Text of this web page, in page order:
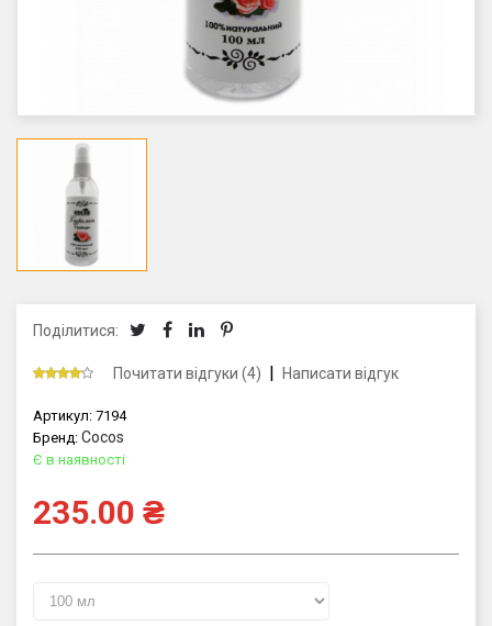
Поділитися:
Почитати відгуки (4) Написати відгук
Артикул: 7194
Бренд: Cocos
Є в наявності
235.00 ₴